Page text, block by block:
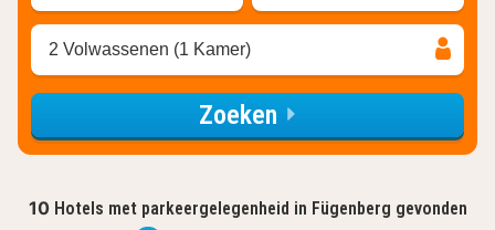
2 Volwassenen (1 Kamer)
Zoeken
10 Hotels met parkeergelegenheid in Fügenberg gevonden